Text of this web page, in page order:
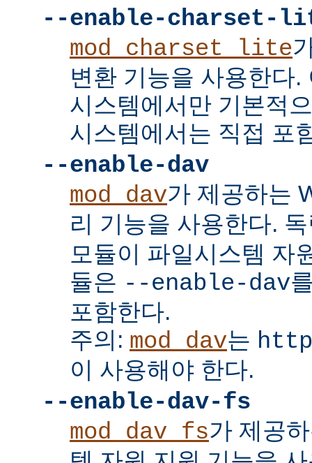
--enable-charset-
mod_charset_lite
변환 기능을 사용한다
시스템에서만 기본적
시스템에서는 직접 포
--enable-dav
mod_dav가 제공하는
리 기능을 사용한다.
모듈이 파일시스템 자
듈은 --enable-dav
포함한다.
주의: mod_dav는 http
이 사용해야 한다.
--enable-dav-fs
mod_dav_fs가 제공